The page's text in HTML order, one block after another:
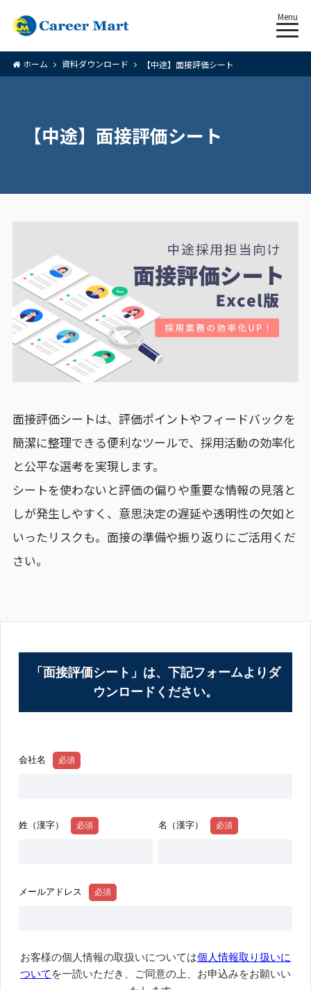
Menu
ホーム 資料ダウンロード 【中途】面接評価シート
【中途】面接評価シート
面接評価シートは、評価ポイントやフィードバックを
簡潔に整理できる便利なツールで、採用活動の効率化
と公平な選考を実現します。
シートを使わないと評価の偏りや重要な情報の見落と
しが発生しやすく、意思決定の遅延や透明性の欠如と
いったリスクも。面接の準備や振り返りにご活用くだ
さい。